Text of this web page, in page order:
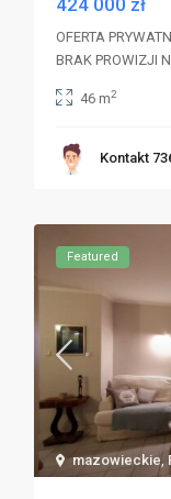
424 000 zł
OFERTA
BRAK PROWIZJI
46 m2
Kontakt
mazowieckie,
Featured